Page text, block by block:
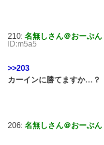
210: 名無しさん＠おーぷん
ID:m5a5
>>203
カーインに勝てますか…？
206: 名無しさん＠おーぷん